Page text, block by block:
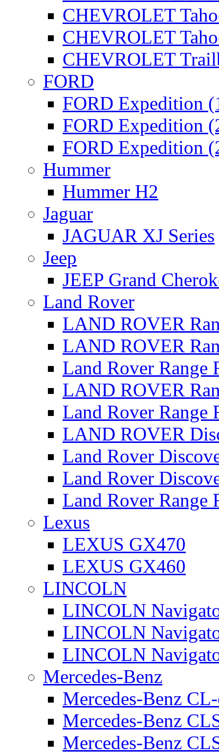
CHEVROLET
CHEVROLET
CHEVROLET
FORD
FORD Expedition
FORD Expedition
FORD Expedition
Hummer
Hummer H2
Jaguar
JAGUAR XJ Series
Jeep
JEEP Grand
Land Rover
LAND ROVER
LAND ROVER
Land Rover Range
LAND ROVER
Land Rover Range
LAND ROVER
Land Rover
Land Rover
Land Rover Range
Lexus
LEXUS GX470
LEXUS GX460
LINCOLN
LINCOLN
LINCOLN
LINCOLN
Mercedes-Benz
Mercedes-Benz
Mercedes-Benz
Mercedes-Benz